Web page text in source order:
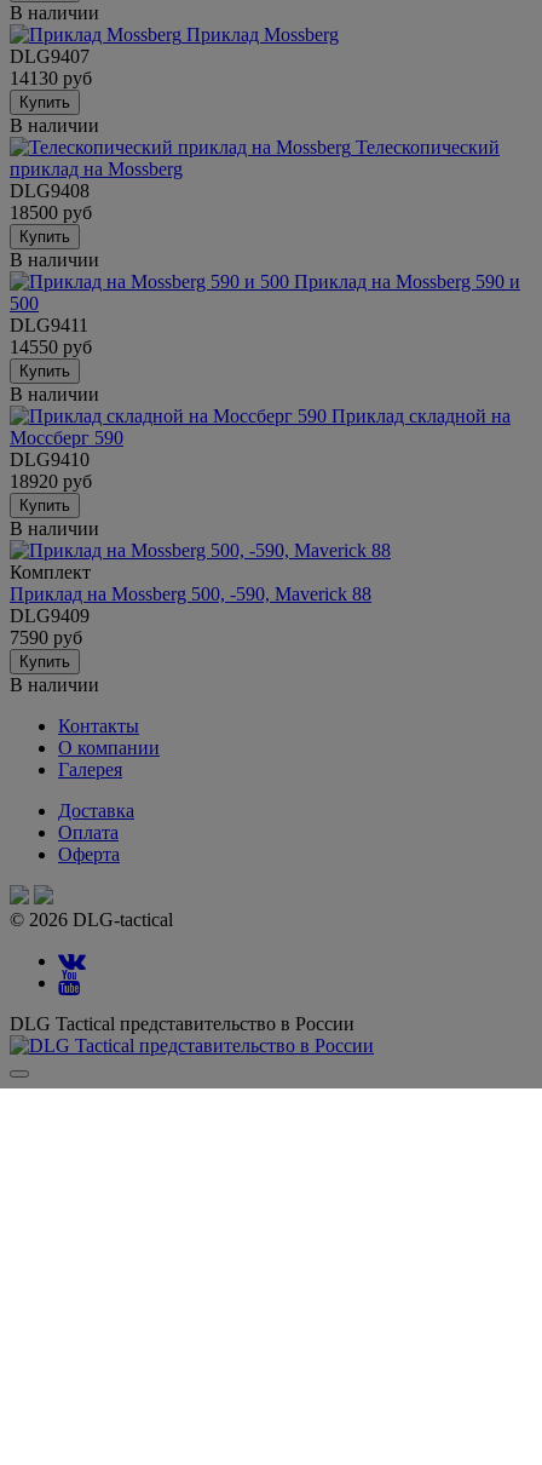
В наличии
Приклад Mossberg
DLG9407
14130 руб
Купить
В наличии
Телескопический
приклад на Mossberg
DLG9408
18500 руб
Купить
В наличии
Приклад на Mossberg 590 и
500
DLG9411
14550 руб
Купить
В наличии
Приклад складной на
Моссберг 590
DLG9410
18920 руб
Купить
В наличии
Комплект
Приклад на Mossberg 500, -590, Maverick 88
DLG9409
7590 руб
Купить
В наличии
Контакты
О компании
Галерея
Доставка
Оплата
Оферта
© 2026 DLG-tactical
DLG Tactical представительство в России